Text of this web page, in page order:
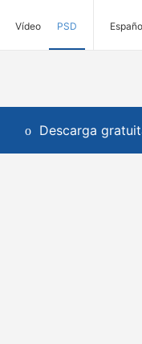
Vídeo PSD
Descarga